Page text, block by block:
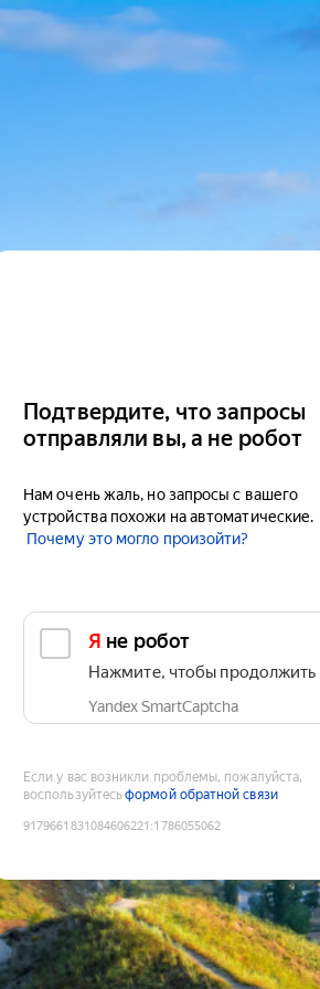
Подтвердите, что запросы
отправляли вы, а не робот
Нам очень жаль, но запросы с вашего
устройства похожи на автоматические.
Почему это могло произойти?
Я не робот
Нажмите, чтобы продолжить
Yandex SmartCaptcha
Если у вас возникли проблемы, пожалуйста,
воспользуйтесьформой обратной связи
9179661831084606221 :1786055062